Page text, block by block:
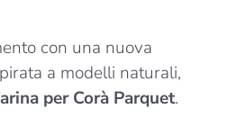
con una nuova
a modelli naturali,
per Corà Parquet.